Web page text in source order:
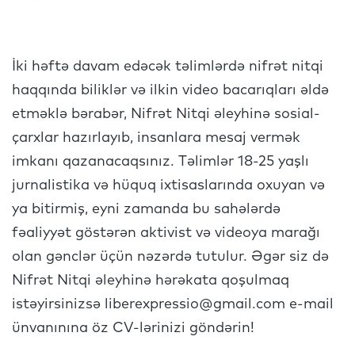
İki həftə davam edəcək təlimlərdə nifrət nitqi
haqqında biliklər və ilkin video bacarıqları əldə
etməklə bərabər, Nifrət Nitqi əleyhinə sosial-
çarxlar hazırlayıb, insanlara mesaj vermək
imkanı qazanacaqsınız. Təlimlər 18-25 yaşlı
jurnalistika və hüquq ixtisaslarında oxuyan və
ya bitirmiş, eyni zamanda bu sahələrdə
fəaliyyət göstərən aktivist və videoya marağı
olan gənclər üçün nəzərdə tutulur. Əgər siz də
Nifrət Nitqi əleyhinə hərəkata qoşulmaq
istəyirsinizsə
liberexpressio@gmail.com e-mail
ünvanınına öz CV-lərinizi göndərin!